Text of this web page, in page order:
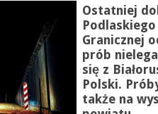
Ostatniej
Granicznej
prób
się z
Polski.
także na